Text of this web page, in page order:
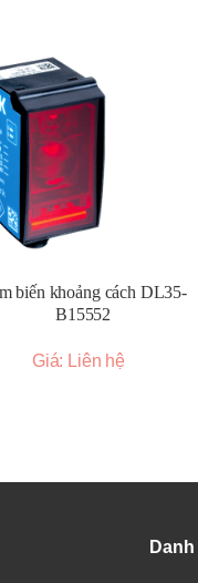
lạnh.
biến khoảng cách DL35-
B15552
Giá: Liên hệ